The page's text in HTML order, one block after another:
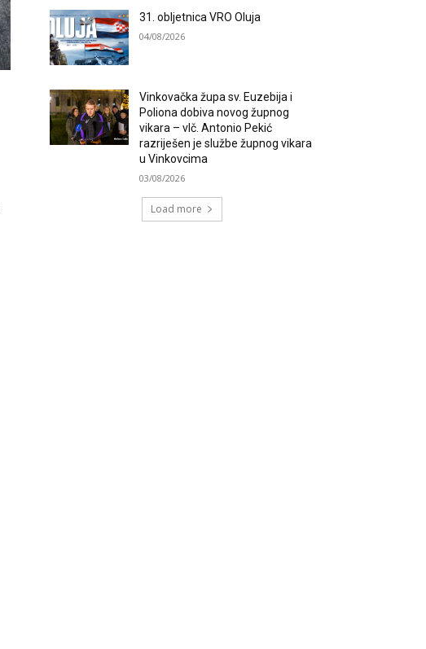
31. obljetnica VRO Oluja
04/08/2026
Vinkovačka župa sv. Euzebija i
Poliona dobiva novog župnog
vikara – vlč. Antonio Pekić
razriješen je službe župnog vikara
u Vinkovcima
03/08/2026
Load more